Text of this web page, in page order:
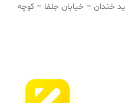
خندان – خیابان جلفا – کوچه